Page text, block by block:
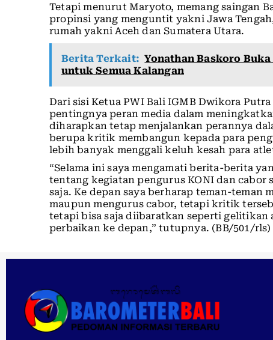
Tetapi menurut Maryoto, memang saingan
propinsi yang menguntit yakni Jawa
rumah yakni Aceh dan Sumatera Utara.
Berita Terkait: Yonathan Baskoro
untuk Semua Kalangan
Dari sisi Ketua PWI Bali IGMB Dwikora
pentingnya peran media dalam
diharapkan tetap menjalankan perannya
berupa kritik membangun kepada para
lebih banyak menggali keluh kesah para
“Selama ini saya mengamati berita-berita
tentang kegiatan pengurus KONI dan
saja. Ke depan saya berharap teman-
maupun mengurus cabor, tetapi kritik
tetapi bisa saja diibaratkan seperti gelitikan
perbaikan ke depan,” tutupnya. (BB/501/rls)